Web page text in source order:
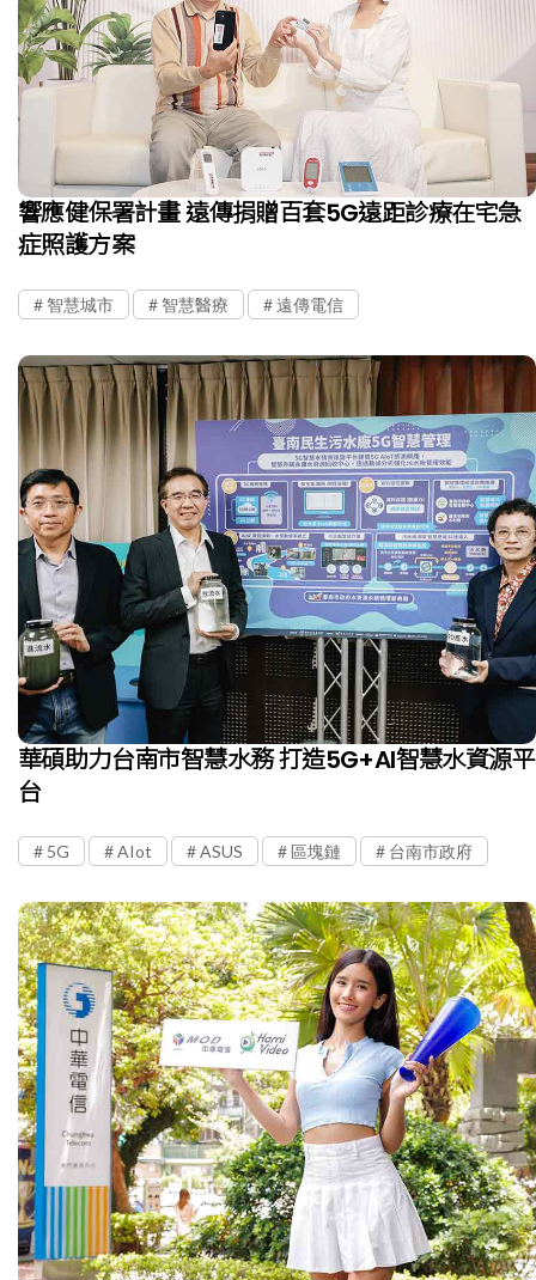
響應健保署計畫 遠傳捐贈百套5G遠距診療在宅急
症照護方案
智慧城市 智慧醫療 遠傳電信
華碩助力台南市智慧水務 打造5G+AI智慧水資源平
台
5G AIot ASUS 區塊鏈 台南市政府